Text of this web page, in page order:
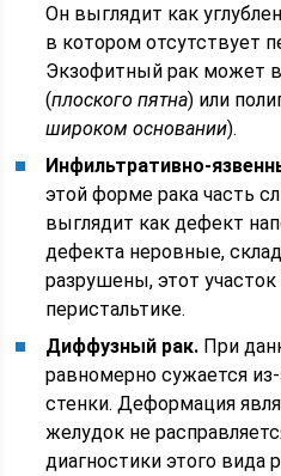
Он выглядит как
в котором отсутствует
Экзофитный рак может
(плоского пятна) или
широком основании).
Инфильтративно-
этой форме рака часть
выглядит как дефект
дефекта неровные,
разрушены, этот участок
перистальтике.
Диффузный рак. При
равномерно сужается
стенки. Деформация
желудок не
диагностики этого вида